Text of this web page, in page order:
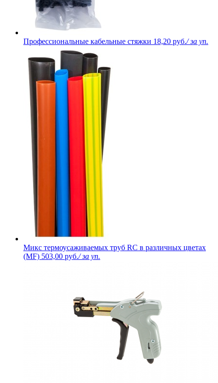
Профессиональные кабельные стяжки 18,20 руб./ за уп.
Микс термоусаживаемых труб RC в различных цветах
(MF) 503,00 руб./ за уп.